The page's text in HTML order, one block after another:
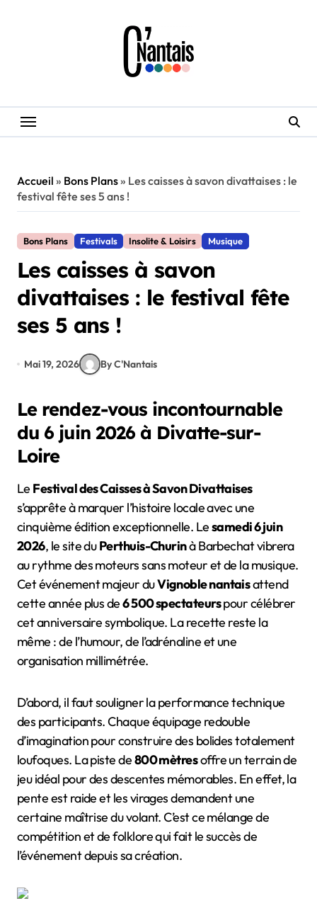
Accueil » Bons Plans» Les caisses à savon divattaises : le
festival fête ses 5 ans !
Bons Plans Festivals Insolite & Loisirs Musique
Les caisses à savon
divattaises : le festival fête
ses 5 ans !
Mai 19, 2026 By C'Nantais
Le rendez-vous incontournable
du 6 juin 2026 à Divatte-sur-
Loire
Le Festival des Caisses à Savon Divattaises
s’apprête à marquer l’histoire locale avec une
cinquième édition exceptionnelle. Lesamedi 6 juin
2026, le site duPerthuis-Churinà Barbechat vibrera
au rythme des moteurs sans moteur et de la musique.
Cet événement majeur duVignoble nantaisattend
cette année plus de6 500 spectateurspour célébrer
cet anniversaire symbolique. La recette reste la
même : de l’humour, de l’adrénaline et une
organisation millimétrée.
D’abord, il faut souligner la performance technique
des participants. Chaque équipage redouble
d’imagination pour construire des bolides totalement
loufoques. La piste de800 mètresoffre un terrain de
jeu idéal pour des descentes mémorables. En effet, la
pente est raide et les virages demandent une
certaine maîtrise du volant. C’est ce mélange de
compétition et de folklore qui fait le succès de
l’événement depuis sa création.